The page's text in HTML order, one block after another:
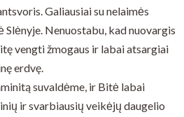
Galiausiai su nelaimės
Nenuostabu, kad nuovargis
vengti žmogaus ir labai atsargiai
erdvę.
suvaldėme, ir Bitė labai
ir svarbiausių veikėjų daugelio